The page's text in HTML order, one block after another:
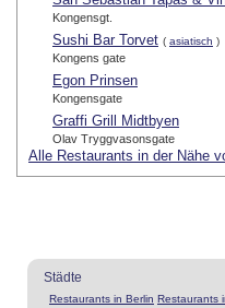
Kongensgt.
Sushi Bar Torvet ( asiatisch )
Kongens gate
Egon Prinsen
Kongensgate
Graffi Grill Midtbyen
Olav Tryggvasonsgate
Alle Restaurants in der Nähe
Städte
Restaurants in Berlin Restaurants